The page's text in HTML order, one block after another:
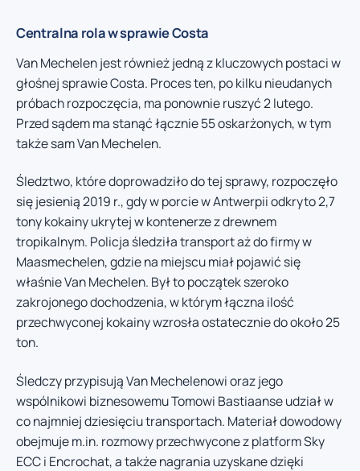
Centralna rola w sprawie Costa
Van Mechelen jest również jedną z kluczowych postaci w
głośnej sprawie Costa. Proces ten, po kilku nieudanych
próbach rozpoczęcia, ma ponownie ruszyć 2 lutego.
Przed sądem ma stanąć łącznie 55 oskarżonych, w tym
także sam Van Mechelen.
Śledztwo, które doprowadziło do tej sprawy, rozpoczęło
się jesienią 2019 r., gdy w porcie w Antwerpii odkryto 2,7
tony kokainy ukrytej w kontenerze z drewnem
tropikalnym. Policja śledziła transport aż do firmy w
Maasmechelen, gdzie na miejscu miał pojawić się
właśnie Van Mechelen. Był to początek szeroko
zakrojonego dochodzenia, w którym łączna ilość
przechwyconej kokainy wzrosła ostatecznie do około 25
ton.
Śledczy przypisują Van Mechelenowi oraz jego
wspólnikowi biznesowemu Tomowi Bastiaanse udział w
co najmniej dziesięciu transportach. Materiał dowodowy
obejmuje m.in. rozmowy przechwycone z platform Sky
ECC i Encrochat, a także nagrania uzyskane dzięki